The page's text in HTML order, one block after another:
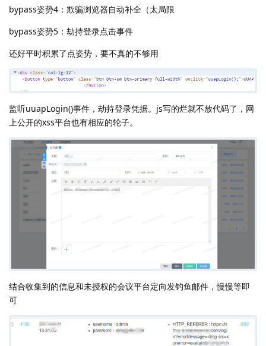
bypass姿势4：欺骗浏览器自动补全（太局限
bypass姿势5：劫持登录点击事件
还好平时积累了点姿势，要不真的不够用
监听uuapLogin()事件，劫持登录凭据。js写的烂就不放代码了，网
上公开的xss平台也有相应的轮子。
结合收集到的信息和未授权的会议平台定向发钓鱼邮件，慢慢等即
可